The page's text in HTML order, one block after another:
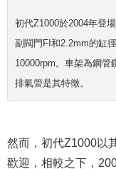
初代Z1000於2004年登
副閥門FI和2.2mm的缸
10000rpm。車架為鋼管
排氣管是其特徵。
然而，初代Z1000以
歡迎，相較之下，